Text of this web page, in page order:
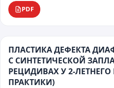
PDF
ПЛАСТИКА ДЕФЕКТА
С СИНТЕТИЧЕСКОЙ
РЕЦИДИВАХ У 2-
ПРАКТИКИ)